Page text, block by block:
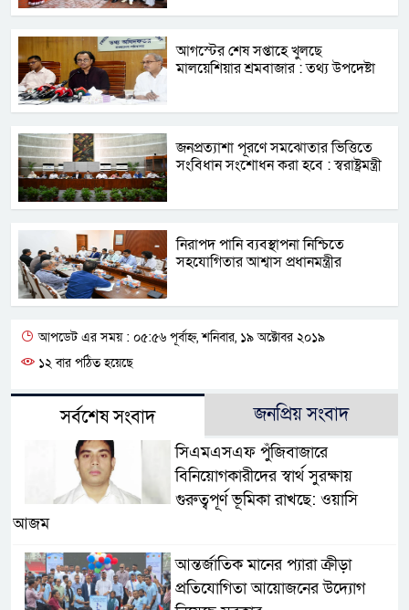
আগস্টের শেষ সপ্তাহে খুলছে
মালয়েশিয়ার শ্রমবাজার : তথ্য উপদেষ্টা
জনপ্রত্যাশা পূরণে সমঝোতার ভিত্তিতে
সংবিধান সংশোধন করা হবে : স্বরাষ্ট্রমন্ত্রী
নিরাপদ পানি ব্যবস্থাপনা নিশ্চিতে
সহযোগিতার আশ্বাস প্রধানমন্ত্রীর
আপডেট এর সময় : ০৫:৫৬ পূর্বাহ্ন, শনিবার, ১৯ অক্টোবর ২০১৯
১২ বার পঠিত হয়েছে
সর্বশেষ সংবাদ জনপ্রিয় সংবাদ
সিএমএসএফ পুঁজিবাজারে
বিনিয়োগকারীদের স্বার্থ সুরক্ষায়
গুরুত্বপূর্ণ ভূমিকা রাখছে: ওয়াসি
আজম
আন্তর্জাতিক মানের প্যারা ক্রীড়া
প্রতিযোগিতা আয়োজনের উদ্যোগ